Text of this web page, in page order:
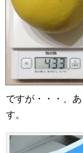
ですが・・・、
す。